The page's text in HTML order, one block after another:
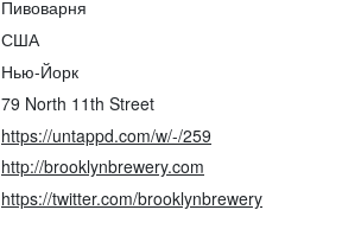
Пивоварня
США
Нью-Йорк
79 North 11th Street
https://untappd.com/w/-/259
http://brooklynbrewery.com
https://twitter.com/brooklynbrewery